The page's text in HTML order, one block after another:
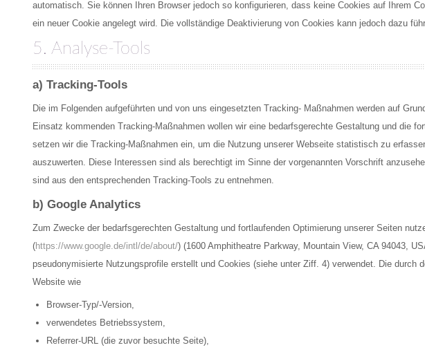
automatisch. Sie können Ihren Browser jedoch so konfigurieren, dass keine Cookies auf Ihrem
ein neuer Cookie angelegt wird. Die vollständige Deaktivierung von Cookies kann jedoch dazu
5. Analyse-Tools
a) Tracking-Tools
Die im Folgenden aufgeführten und von uns eingesetzten Tracking- Maßnahmen werden auf
Einsatz kommenden Tracking-Maßnahmen wollen wir eine bedarfsgerechte Gestaltung und die
setzen wir die Tracking-Maßnahmen ein, um die Nutzung unserer Webseite statistisch zu
auszuwerten. Diese Interessen sind als berechtigt im Sinne der vorgenannten Vorschrift
sind aus den entsprechenden Tracking-Tools zu entnehmen.
b) Google Analytics
Zum Zwecke der bedarfsgerechten Gestaltung und fortlaufenden Optimierung unserer Seiten
(https://www.google.de/intl/de/about/) (1600 Amphitheatre Parkway, Mountain View, CA 94043,
pseudonymisierte Nutzungsprofile erstellt und Cookies (siehe unter Ziff. 4) verwendet. Die durch
Website wie
Browser-Typ/-Version,
verwendetes Betriebssystem,
Referrer-URL (die zuvor besuchte Seite),